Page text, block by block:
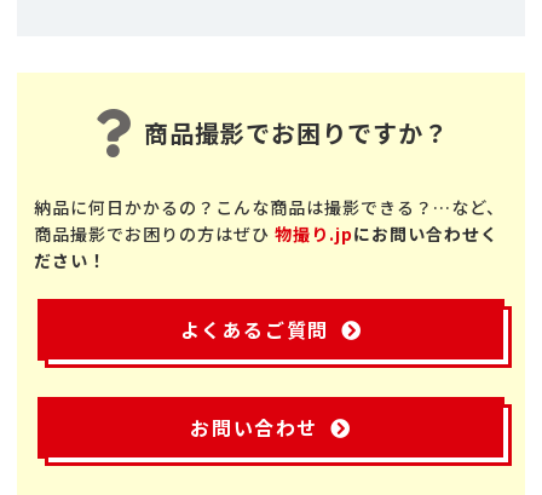
商品撮影でお困りですか？
納品に何日かかるの？こんな商品は撮影できる？…など、
商品撮影でお困りの方はぜひ 物撮り.jpにお問い合わせく
ださい！
よくあるご質問
お問い合わせ